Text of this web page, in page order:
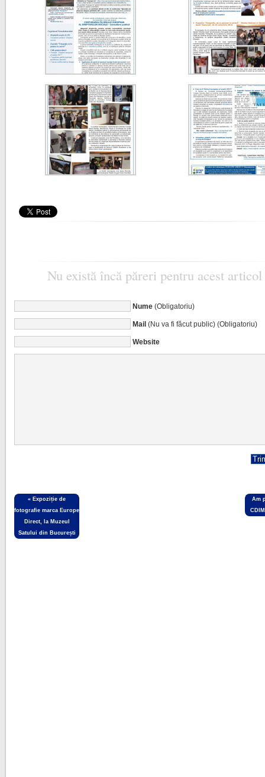
Nu există încă păreri pentru acest articol
Nume(Obligatoriu)
Mail(Nu va fi făcut public) (Obligatoriu)
Website
« Expoziție de
fotografie marca Europe
Direct, la Muzeul
Satului din București
Am